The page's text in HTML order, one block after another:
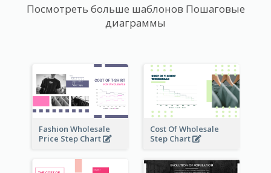
Посмотреть больше шаблонов Пошаговые
диаграммы
Fashion Wholesale
Price Step Chart
Cost Of Wholesale
Step Chart